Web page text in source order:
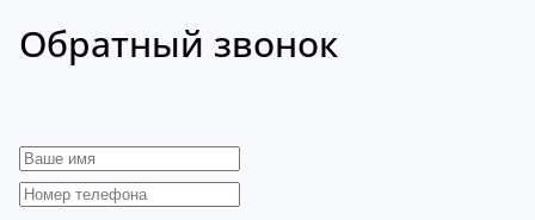
Обратный звонок